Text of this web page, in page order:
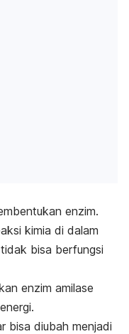
enzim.
kimia di dalam
bisa berfungsi
enzim amilase
bisa diubah menjadi